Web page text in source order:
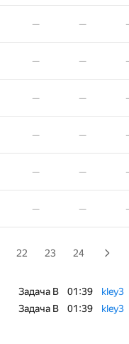
— —
— —
— —
— —
— —
— —
— —
22 23 24
Задача B 01:39
kley3
Задача B 01:39 kley3